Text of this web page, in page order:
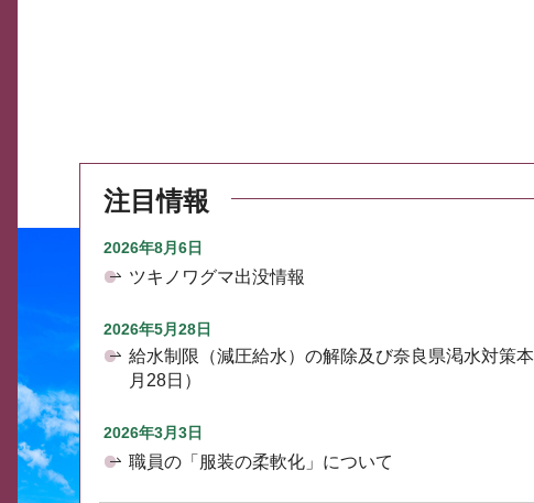
注目情報
2026年8月6日
ツキノワグマ出没情報
2026年5月28日
給水制限（減圧給水）の解除及び奈良県渇水対策
月28日）
2026年3月3日
職員の「服装の柔軟化」について